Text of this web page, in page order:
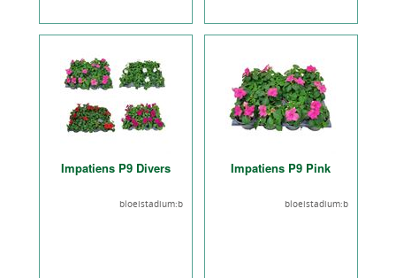
Impatiens P9 Divers
bloeistadium:b
Impatiens P9 Pink
bloeistadium:b